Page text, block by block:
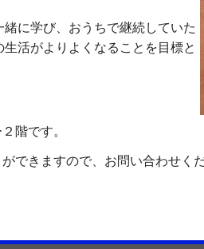
に学び、おうちで継続していた
活がよりよくなることを目標と
階です。
できますので、お問い合わせくだ